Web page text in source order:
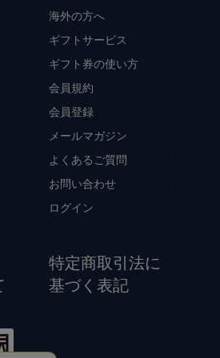
海外の方へ
ギフトサービス
ギフト券の使い方
会員規約
会員登録
メールマガジン
よくあるご質問
お問い合わせ
ログイン
特定商取引法に
基づく表記